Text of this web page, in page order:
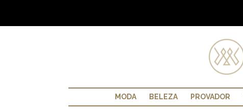
MODA BELEZA PROVADOR